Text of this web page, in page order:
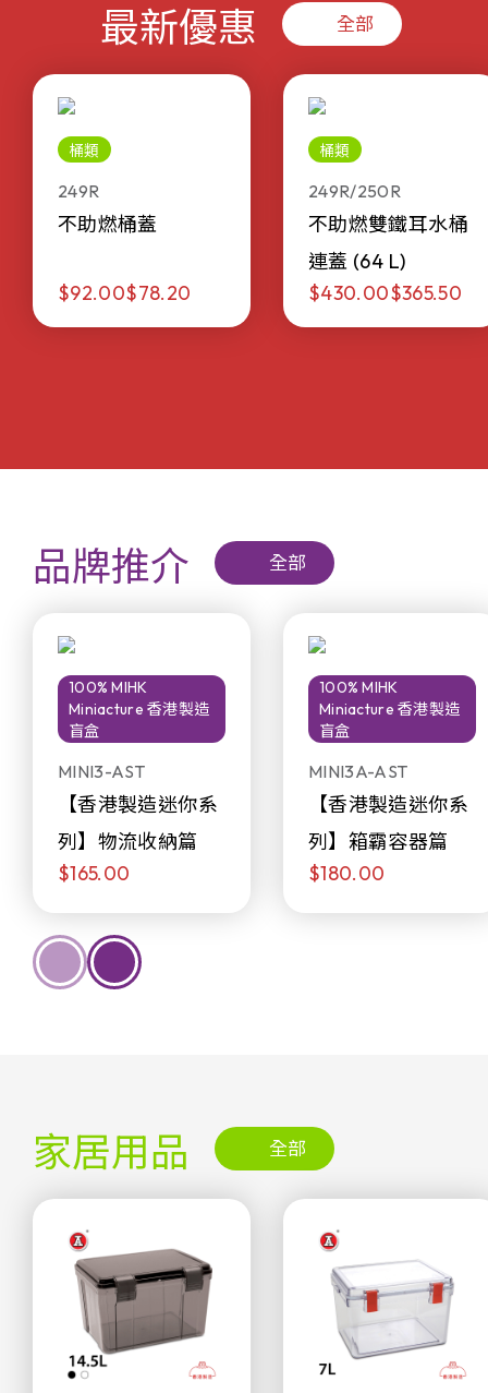
最新優惠 全部
桶類
249R
不助燃桶蓋
$92.00$78.20
桶類
249R/250R
不助燃雙鐵耳水桶
連蓋 (64 L)
$430.00$365.50
品牌推介 全部
100% MIHK
Miniacture 香港製造
盲盒
MINI3-AST
【香港製造迷你系
列】物流收納篇
$165.00
100% MIHK
Miniacture 香港製造
盲盒
MINI3A-AST
【香港製造迷你系
列】箱霸容器篇
$180.00
家居用品 全部